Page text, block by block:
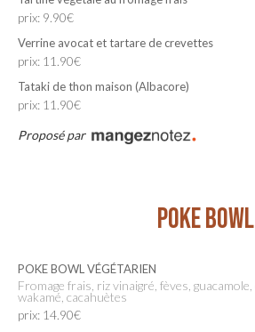
prix: 9.90€
Verrine avocat et tartare de crevettes
prix: 11.90€
Tataki de thon maison (Albacore)
prix: 11.90€
Proposé par
POKE BOWL
POKE BOWL VÉGÉTARIEN
Fromage frais, riz vinaigré, fèves, guacamole, chou, concombre,
wakamé, cacahuètes
prix: 14.90€